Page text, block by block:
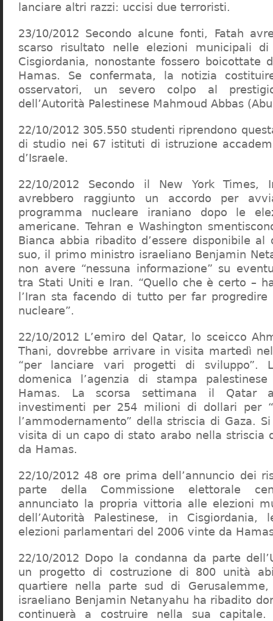
lanciare altri razzi: uccisi due terroristi.
23/10/2012 Secondo alcune fonti, Fatah
scarso risultato nelle elezioni municipali
Cisgiordania, nonostante fossero boicottate
Hamas. Se confermata, la notizia
osservatori, un severo colpo al
dell’Autorità Palestinese Mahmoud Abbas
22/10/2012 305.550 studenti riprendono
di studio nei 67 istituti di istruzione
d’Israele.
22/10/2012 Secondo il New York
avrebbero raggiunto un accordo per
programma nucleare iraniano dopo le
americane. Tehran e Washington
Bianca abbia ribadito d’essere disponibile
suo, il primo ministro israeliano Benjamin
non avere “nessuna informazione” su
tra Stati Uniti e Iran. “Quello che è certo –
l’Iran sta facendo di tutto per far
nucleare”.
22/10/2012 L’emiro del Qatar, lo sceicco
Thani, dovrebbe arrivare in visita martedì
“per lanciare vari progetti di sviluppo”.
domenica l’agenzia di stampa
Hamas. La scorsa settimana il Qatar
investimenti per 254 milioni di dollari per
l’ammodernamento” della striscia di Gaza.
visita di un capo di stato arabo nella striscia
da Hamas.
22/10/2012 48 ore prima dell’annuncio dei
parte della Commissione elettorale
annunciato la propria vittoria alle elezioni
dell’Autorità Palestinese, in
elezioni parlamentari del 2006 vinte da
22/10/2012 Dopo la condanna da parte
un progetto di costruzione di 800 unità
quartiere nella parte sud di
israeliano Benjamin Netanyahu ha ribadito
continuerà a costruire nella sua capitale.